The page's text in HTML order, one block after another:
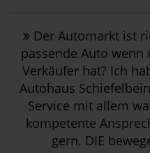
Der Automarkt ist
passende Auto wenn
Verkäufer hat? Ich
Autohaus
Service mit allem
kompetente
gern. DIE